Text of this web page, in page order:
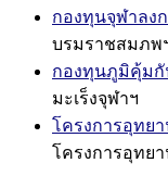
กองทุนจุฬาลง
บรมราชสมภพ
กองทุนภูมิคุ้มกั
มะเร็งจุฬาฯ
โครงการอุทย
โครงการอุทย